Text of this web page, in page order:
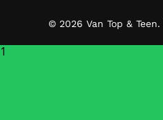
© 2026 Van Top & Teen.
1